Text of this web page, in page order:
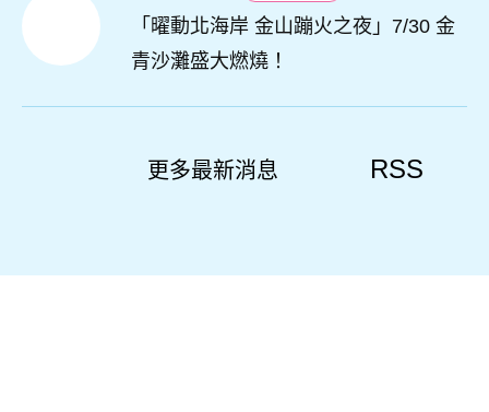
「曜動北海岸 金山蹦火之夜」7/30 金
青沙灘盛大燃燒！
更多最新消息 RSS